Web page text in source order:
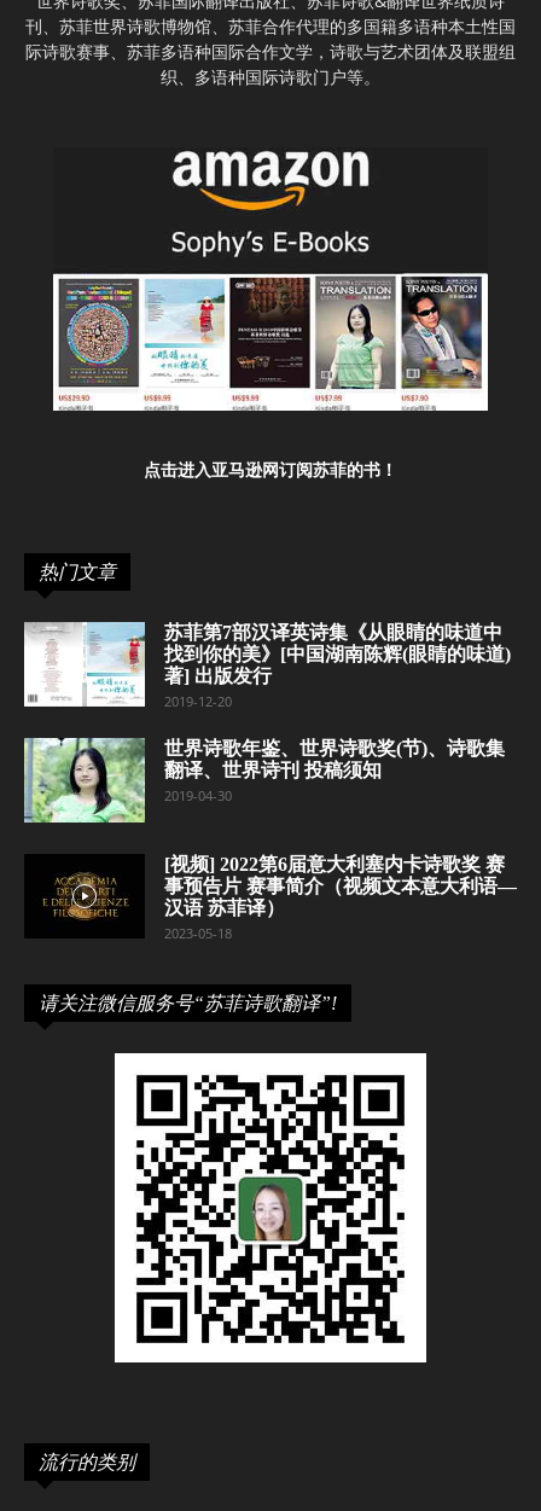
刊、苏菲世界诗歌博物馆、苏菲合作代理的多国籍多语种本土性国
际诗歌赛事、苏菲多语种国际合作文学，诗歌与艺术团体及联盟组
织、多语种国际诗歌门户等。
点击进入亚马逊网订阅苏菲的书！
热门文章
苏菲第7部汉译英诗集《从眼睛的味道中
找到你的美》[中国湖南陈辉(眼睛的味道)
著] 出版发行
2019-12-20
世界诗歌年鉴、世界诗歌奖(节)、诗歌集
翻译、世界诗刊 投稿须知
2019-04-30
[视频] 2022第6届意大利塞内卡诗歌奖 赛
事预告片 赛事简介（视频文本意大利语—
汉语 苏菲译）
2023-05-18
请关注微信服务号“苏菲诗歌翻译”!
流行的类别